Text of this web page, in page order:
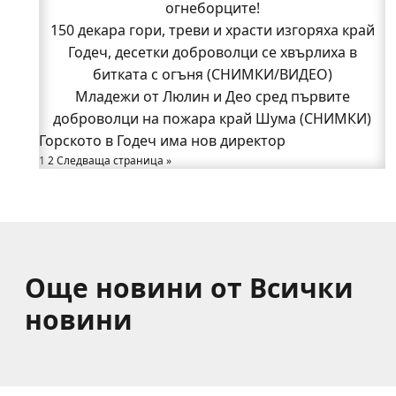
огнеборците!
150 декара гори, треви и храсти изгоряха край
Годеч, десетки доброволци се хвърлиха в
битката с огъня (СНИМКИ/ВИДЕО)
Полицията влиза в селата
Възможни са прекъсвания на тока утре в части
от община Годеч
Какво накара Яна и Станимир да изберат Годеч
огнеборците!
150 декара гори, треви и храсти изгоряха край
Годеч, десетки доброволци се хвърлиха в
битката с огъня (СНИМКИ/ВИДЕО)
Младежи от Люлин и Део сред първите
доброволци на пожара край Шума (СНИМКИ)
Горското в Годеч има нов директор
1 2Следваща страница »
Още новини от Всички
новини